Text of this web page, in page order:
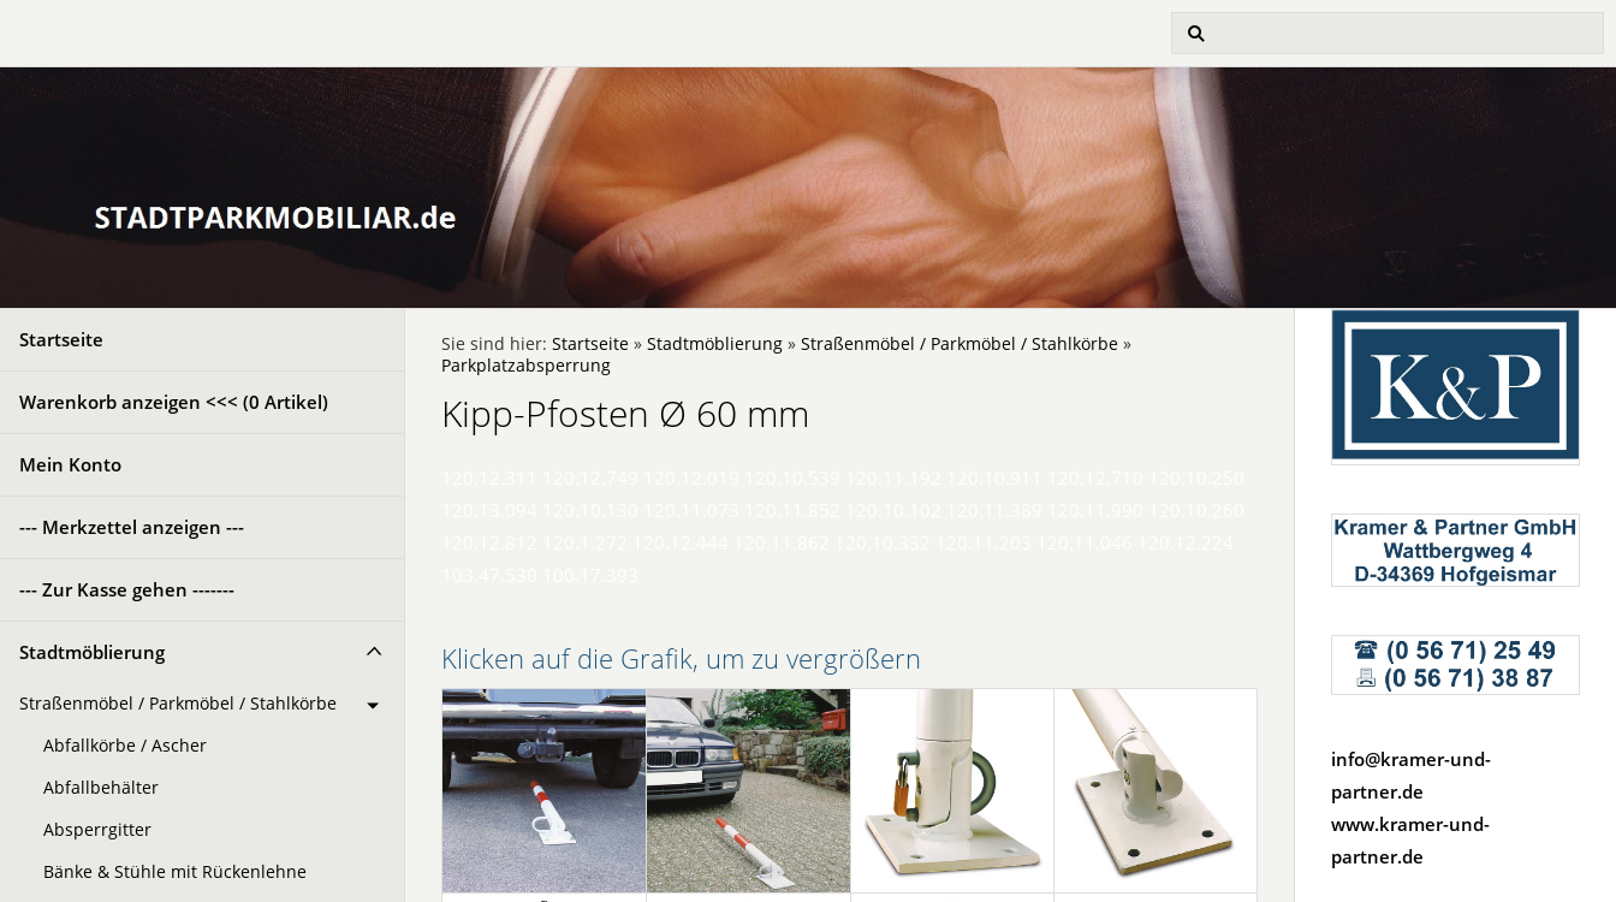
Startseite
Warenkorb anzeigen <<< (0 Artikel)
Mein Konto
--- Merkzettel anzeigen ---
--- Zur Kasse gehen -------
Stadtmöblierung
Straßenmöbel / Parkmöbel / Stahlkörbe
Abfallkörbe / Ascher
Abfallbehälter
Absperrgitter
Bänke & Stühle mit Rückenlehne
Sie sind hier: Startseite » Stadtmöblierung » Straßenmöbel / Parkmöbel / Stahlkörbe »
Parkplatzabsperrung
Kipp-Pfosten Ø 60 mm
Klicken auf die Grafik, um zu vergrößern
info@kramer-und-
partner.de
www.kramer-und-
partner.de